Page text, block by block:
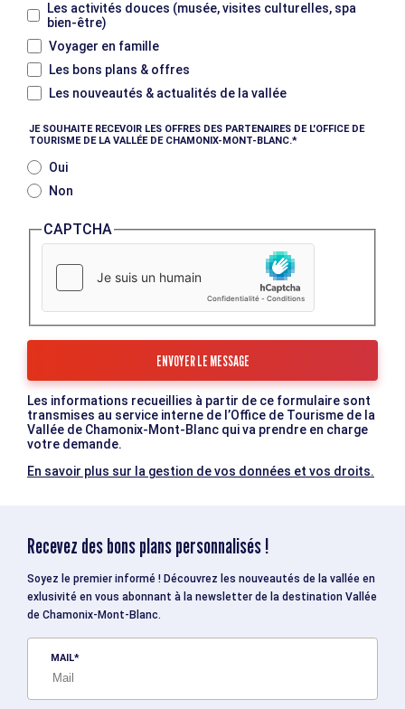
Les activités douces (musée, visites culturelles, spa
bien-être)
Voyager en famille
Les bons plans & offres
Les nouveautés & actualités de la vallée
JE SOUHAITE RECEVOIR LES OFFRES DES PARTENAIRES DE L'OFFICE DE
TOURISME DE LA VALLÉE DE CHAMONIX-MONT-BLANC.
Oui
Non
CAPTCHA
Les informations recueillies à partir de ce formulaire sont
transmises au service interne de l’Office de Tourisme de la
Vallée de Chamonix-Mont-Blanc qui va prendre en charge
votre demande.
En savoir plus sur la gestion de vos données et vos droits.
Recevez des bons plans personnalisés !
Soyez le premier informé ! Découvrez les nouveautés de la vallée en
exlusivité en vous abonnant à la newsletter de la destination Vallée
de Chamonix-Mont-Blanc.
MAIL